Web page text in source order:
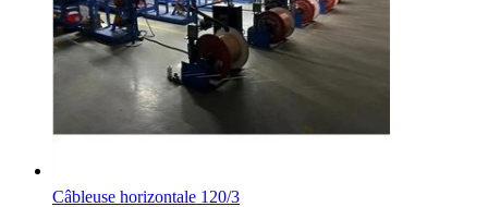
Câbleuse horizontale 120/3